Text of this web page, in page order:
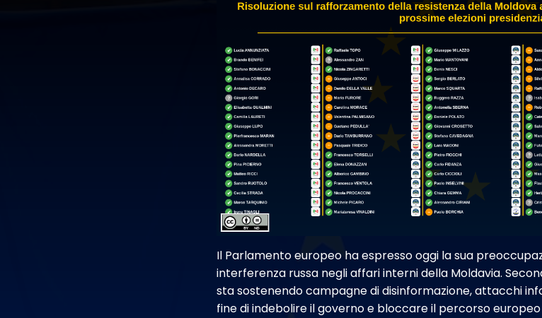
Il Parlamento europeo ha espresso oggi la sua
interferenza russa negli affari interni della Moldavia.
sta sostenendo campagne di disinformazione, attacchi
fine di indebolire il governo e bloccare il percorso europeo